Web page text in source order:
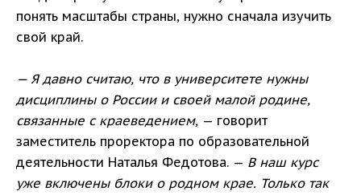
понять масштабы страны, нужно сначала изучить
свой край.
— Я давно считаю, что в университете нужны
дисциплины о России и своей малой родине,
связанные с краеведением, — говорит
заместитель проректора по образовательной
деятельности Наталья Федотова. — В наш курс
уже включены блоки о родном крае. Только так